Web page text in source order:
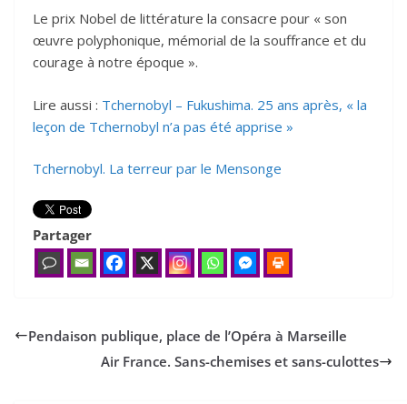
Le prix Nobel de littérature la consacre pour « son
œuvre polyphonique, mémorial de la souffrance et du
courage à notre époque ».
Lire aussi : Tchernobyl – Fukushima. 25 ans après, « la
leçon de Tchernobyl n’a pas été apprise »
Tchernobyl. La terreur par le Mensonge
Partager
Pendaison publique, place de l’Opéra à Marseille
Air France. Sans-chemises et sans-culottes